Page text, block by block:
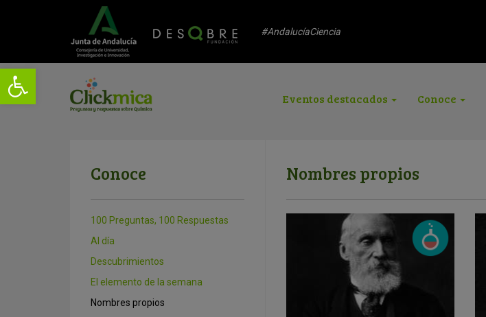
#AndalucíaCiencia
Eventos destacados Conoce
Conoce
100 Preguntas, 100 Respuestas
Al día
Descubrimientos
El elemento de la semana
Nombres propios
Nombres propios